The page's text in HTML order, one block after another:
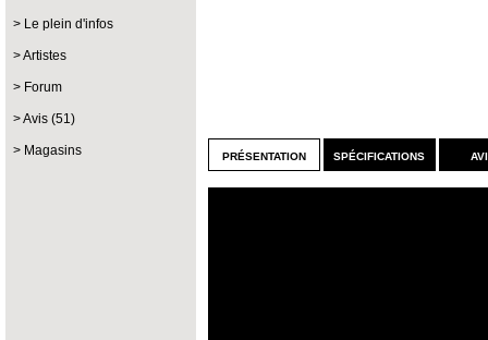
Le plein d'infos
Artistes
Forum
Avis (51)
Magasins présentation spécifications